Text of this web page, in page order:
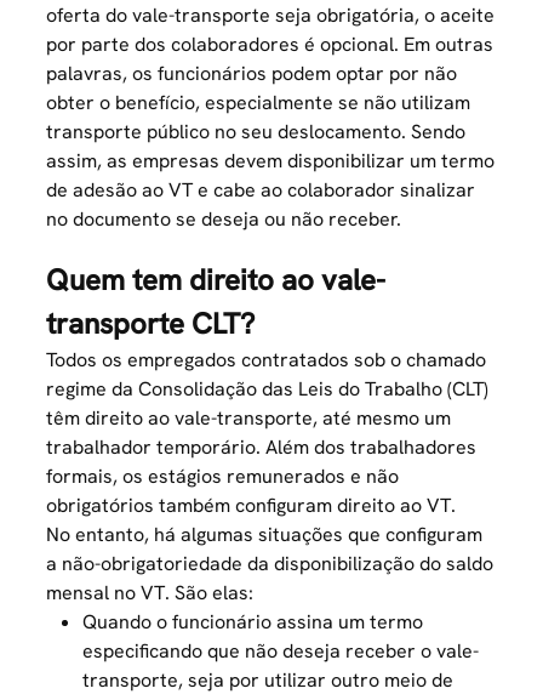
oferta do vale-transporte seja obrigatória, o aceite
por parte dos colaboradores é opcional. Em outras
palavras, os funcionários podem optar por não
obter o benefício, especialmente se não utilizam
transporte público no seu deslocamento. Sendo
assim, as empresas devem disponibilizar um termo
de adesão ao VT e cabe ao colaborador sinalizar
no documento se deseja ou não receber.
Quem tem direito ao vale-
transporte CLT?
Todos os empregados contratados sob o chamado
regime da Consolidação das Leis do Trabalho (CLT)
têm direito ao vale-transporte, até mesmo um
trabalhador temporário. Além dos trabalhadores
formais, os estágios remunerados e não
obrigatórios também configuram direito ao VT.
No entanto, há algumas situações que configuram
a não-obrigatoriedade da disponibilização do saldo
mensal no VT. São elas:
Quando o funcionário assina um termo
especificando que não deseja receber o vale-
transporte, seja por utilizar outro meio de